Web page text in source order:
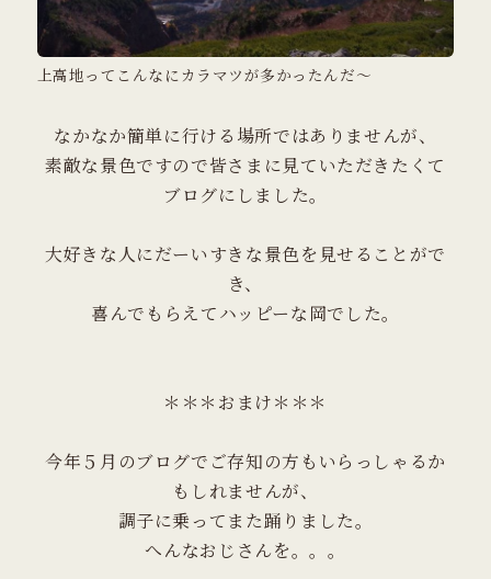
上高地ってこんなにカラマツが多かったんだ～
​なかなか簡単に行ける場所ではありませんが、
​素敵な景色ですので皆さまに見ていただきたくて
ブログにしました。
​大好きな人にだーいすきな景色を見せることがで
き、
​喜んでもらえてハッピーな岡でした。
＊＊＊おまけ＊＊＊
今年​５月のブログでご存知の方もいらっしゃるか
もしれませんが、
調子に乗ってまた踊りました。
へんなおじさんを。。。